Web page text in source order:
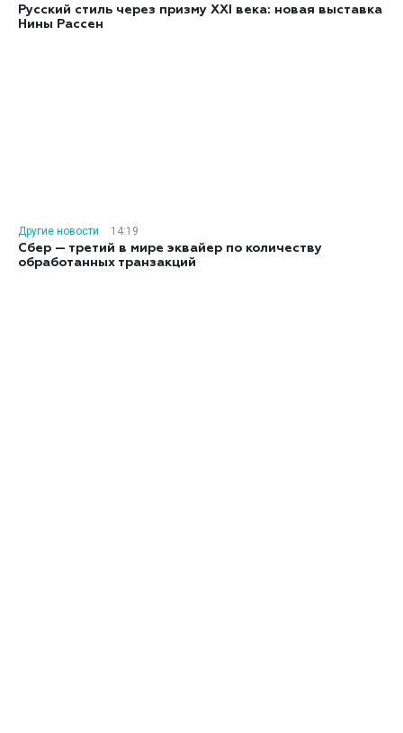
Русский стиль через призму XXI века: новая выставка
Нины Рассен
Другие новости
14:19
Сбер — третий в мире эквайер по количеству
обработанных транзакций